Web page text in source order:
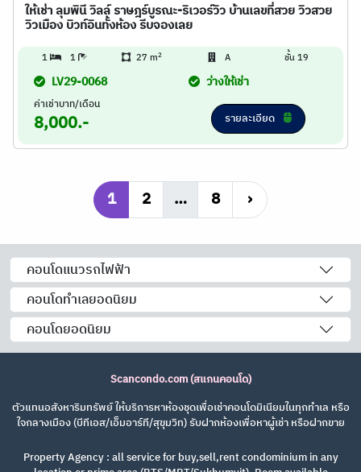
ให้เช่า ลุมพินี วิลล์ ราษฎร์บูรณะ-ริเวอร์วิว บ้านเลขที่สวย วิวสวย
วิวเมือง บิวท์อินทั้งห้อง รีบจองเลย
1 1 27 m2 A ชั้น 19
LV29-0068 ว่างให้เช่า
ค่าเช่าบาท/เดือน
8,000.- รายละเอียด
1 2 … 8 ›
คอนโดแนวรถไฟฟ้า
คอนโดทำเลยอดนิยม
คอนโดยอดนิยม
Scancondo.com (สแกนคอนโด)
ตัวแทนอสังหาริมทรัพย์ ให้บริการหาห้องชุดเพื่อเช่าคอนโดมิเนียมในทุกทำเล หรือ
ใจกลางเมือง (บีทีเอส/เอ็มอาร์ที/สุขุมวิท) รับฝากห้องเพื่อหาผู้เช่า หรือฝากขาย
Property Agency : all service for buy,sell,rent condominium in any